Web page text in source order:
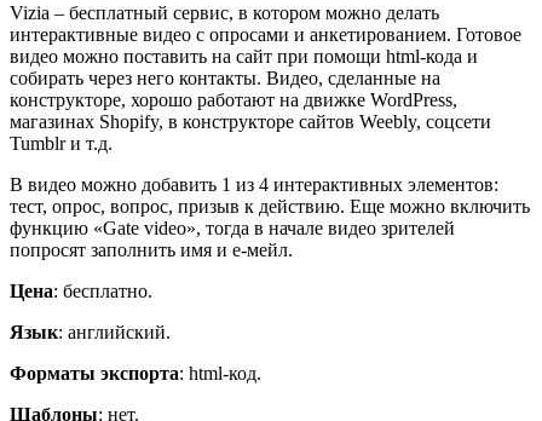
Vizia – бесплатный сервис, в котором можно делать
интерактивные видео с опросами и анкетированием. Готовое
видео можно поставить на сайт при помощи html-кода и
собирать через него контакты. Видео, сделанные на
конструкторе, хорошо работают на движке WordPress,
магазинах Shopify, в конструкторе сайтов Weebly, соцсети
Tumblr и т.д.
В видео можно добавить 1 из 4 интерактивных элементов:
тест, опрос, вопрос, призыв к действию. Еще можно включить
функцию «Gate video», тогда в начале видео зрителей
попросят заполнить имя и е-мейл.
Цена: бесплатно.
Язык: английский.
Форматы экспорта: html-код.
Шаблоны: нет.